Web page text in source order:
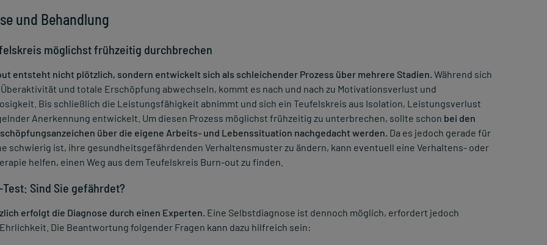
und Behandlung
möglichst frühzeitig durchbrechen
entsteht nicht plötzlich, sondern entwickelt sich als schleichender Prozess über mehrere Stadien. Während sich
und totale Erschöpfung abwechseln, kommt es nach und nach zu Motivationsverlust und
Bis schließlich die Leistungsfähigkeit abnimmt und sich ein Teufelskreis aus Isolation, Leistungsverlust
Anerkennung entwickelt. Um diesen Prozess möglichst frühzeitig zu unterbrechen, sollte schon bei den
über die eigene Arbeits- und Lebenssituation nachgedacht werden. Da es jedoch gerade für
schwierig ist, ihre gesundheitsgefährdenden Verhaltensmuster zu ändern, kann eventuell eine Verhaltens- oder
helfen, einen Weg aus dem Teufelskreis Burn-out zu finden.
Sind Sie gefährdet?
erfolgt die Diagnose durch einen Experten. Eine Selbstdiagnose ist dennoch möglich, erfordert jedoch
Die Beantwortung folgender Fragen kann dazu hilfreich sein: